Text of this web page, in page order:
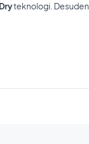
teknologi. Desuden